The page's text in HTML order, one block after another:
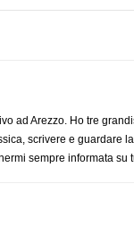
ad Arezzo. Ho tre
scrivere e guardare
sempre informata su